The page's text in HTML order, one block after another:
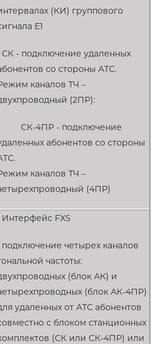
(КИ) группового
Е1
СК - подключение удаленных
со стороны АТС.
каналов ТЧ –
(2ПР):
СК-4ПР - подключение
абонентов со стороны
каналов ТЧ –
(4ПР)
Интерфейс FXS
подключение четырех каналов
частоты:
(блок АК) и
(блок АК-4ПР)
удаленных от АТС абонентов
с блоком станционных
(СК или СК-4ПР) или